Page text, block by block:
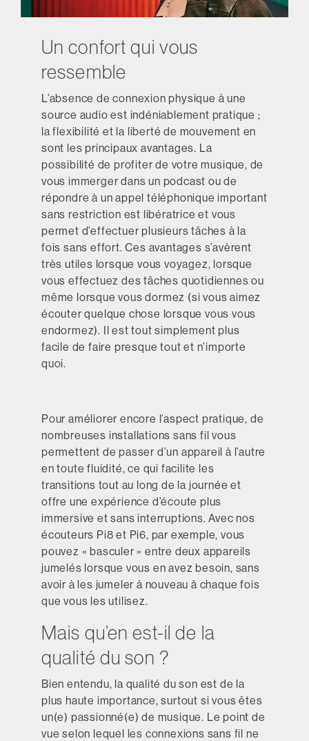
Un confort qui vous
ressemble
L’absence de connexion physique à une
source audio est indéniablement pratique ;
la flexibilité et la liberté de mouvement en
sont les principaux avantages. La
possibilité de profiter de votre musique, de
vous immerger dans un podcast ou de
répondre à un appel téléphonique important
sans restriction est libératrice et vous
permet d’effectuer plusieurs tâches à la
fois sans effort. Ces avantages s’avèrent
très utiles lorsque vous voyagez, lorsque
vous effectuez des tâches quotidiennes ou
même lorsque vous dormez (si vous aimez
écouter quelque chose lorsque vous vous
endormez). Il est tout simplement plus
facile de faire presque tout et n’importe
quoi.
Pour améliorer encore l’aspect pratique, de
nombreuses installations sans fil vous
permettent de passer d’un appareil à l’autre
en toute fluidité, ce qui facilite les
transitions tout au long de la journée et
offre une expérience d’écoute plus
immersive et sans interruptions. Avec nos
écouteurs Pi8 et Pi6, par exemple, vous
pouvez « basculer » entre deux appareils
jumelés lorsque vous en avez besoin, sans
avoir à les jumeler à nouveau à chaque fois
que vous les utilisez.
Mais qu’en est-il de la
qualité du son ?
Bien entendu, la qualité du son est de la
plus haute importance, surtout si vous êtes
un(e) passionné(e) de musique. Le point de
vue selon lequel les connexions sans fil ne